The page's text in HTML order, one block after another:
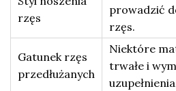
rzęs
prowadzić
rzęs.
Gatunek rzęs
przedłużanych
Niektóre
trwałe i